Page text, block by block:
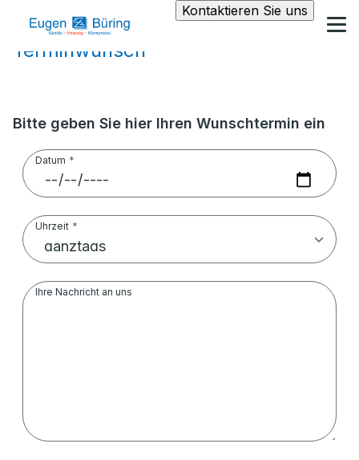
Kontaktieren Sie uns
Terminwunsch
Bitte geben Sie hier Ihren Wunschtermin ein
Datum
Uhrzeit
Ihre Nachricht an uns